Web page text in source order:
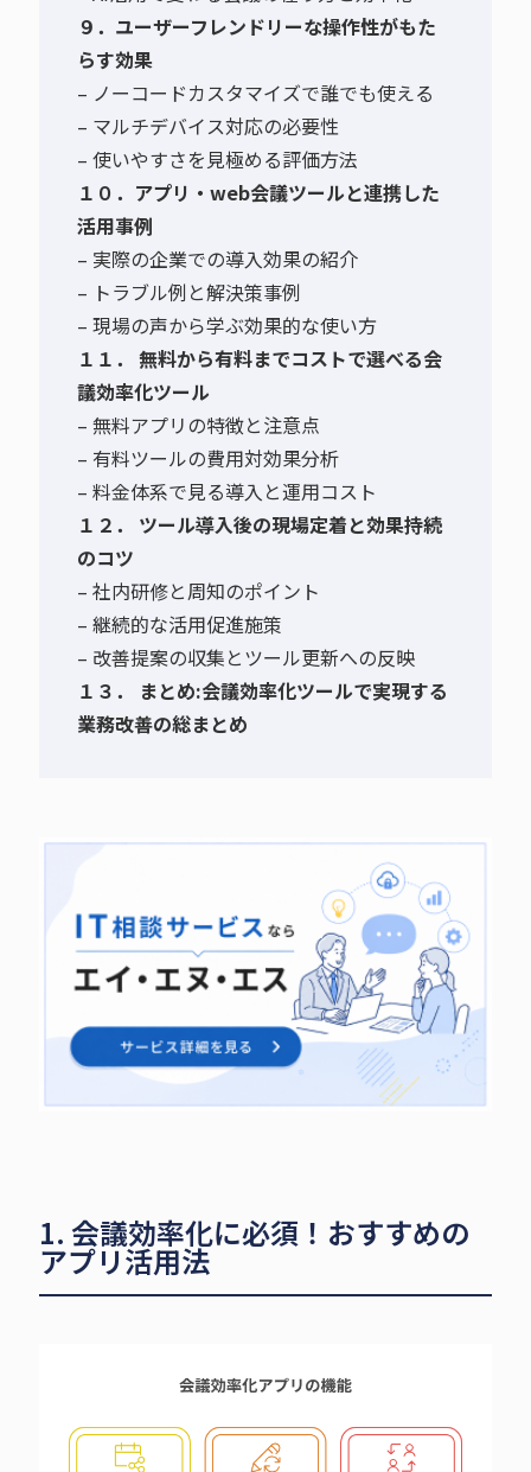
９．ユーザーフレンドリーな操作性がもた
らす効果
– ノーコードカスタマイズで誰でも使える
– マルチデバイス対応の必要性
– 使いやすさを見極める評価方法
１０．アプリ・web会議ツールと連携した
活用事例
– 実際の企業での導入効果の紹介
– トラブル例と解決策事例
– 現場の声から学ぶ効果的な使い方
１１． 無料から有料までコストで選べる会
議効率化ツール
– 無料アプリの特徴と注意点
– 有料ツールの費用対効果分析
– 料金体系で見る導入と運用コスト
１２． ツール導入後の現場定着と効果持続
のコツ
– 社内研修と周知のポイント
– 継続的な活用促進施策
– 改善提案の収集とツール更新への反映
１３． まとめ:会議効率化ツールで実現する
業務改善の総まとめ
1. 会議効率化に必須！おすすめの
アプリ活用法